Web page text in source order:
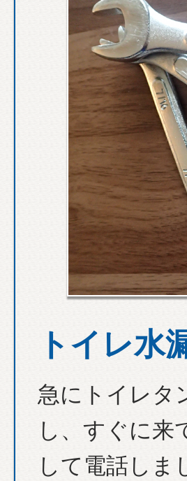
トイレ水
急にトイレタ
し、すぐに来
して電話しま